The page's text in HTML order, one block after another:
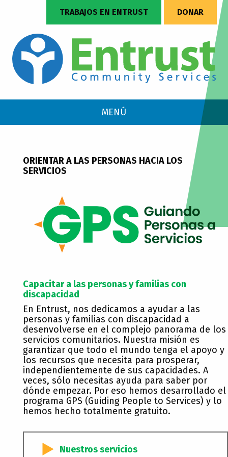
TRABAJOS EN ENTRUST DONAR
MENÚ
ORIENTAR A LAS PERSONAS HACIA LOS
SERVICIOS
Capacitar a las personas y familias con
discapacidad
En Entrust, nos dedicamos a ayudar a las
personas y familias con discapacidad a
desenvolverse en el complejo panorama de los
servicios comunitarios. Nuestra misión es
garantizar que todo el mundo tenga el apoyo y
los recursos que necesita para prosperar,
independientemente de sus capacidades. A
veces, sólo necesitas ayuda para saber por
dónde empezar. Por eso hemos desarrollado el
programa GPS (Guiding People to Services) y lo
hemos hecho totalmente gratuito.
Nuestros servicios